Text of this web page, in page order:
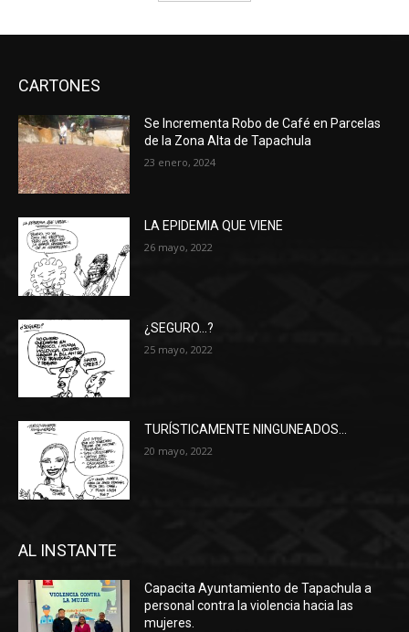
CARTONES
Se Incrementa Robo de Café en Parcelas
de la Zona Alta de Tapachula
23 enero, 2024
LA EPIDEMIA QUE VIENE
26 mayo, 2022
¿SEGURO…?
25 mayo, 2022
TURÍSTICAMENTE NINGUNEADOS…
20 mayo, 2022
AL INSTANTE
Capacita Ayuntamiento de Tapachula a
personal contra la violencia hacia las
mujeres.